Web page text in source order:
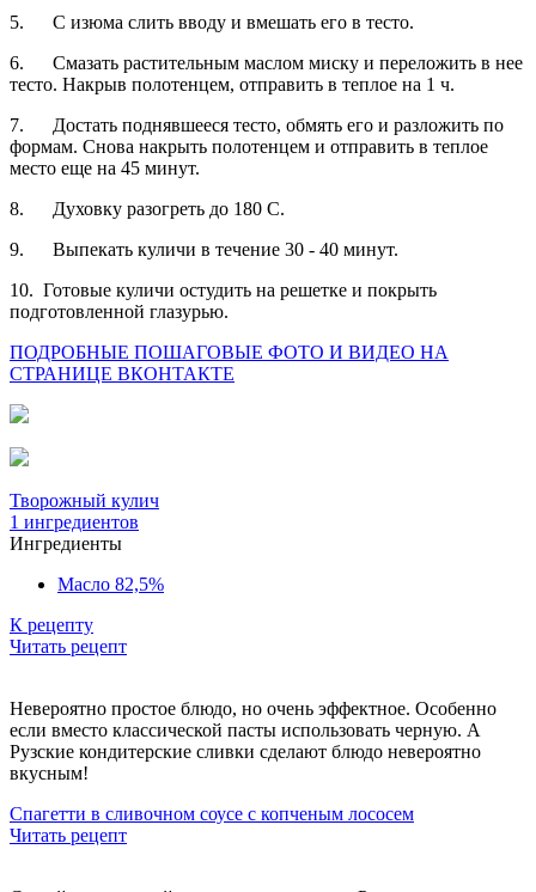
5. С изюма слить вводу и вмешать его в тесто.
6. Смазать растительным маслом миску и переложить в нее
тесто. Накрыв полотенцем, отправить в теплое на 1 ч.
7. Достать поднявшееся тесто, обмять его и разложить по
формам. Снова накрыть полотенцем и отправить в теплое
место еще на 45 минут.
8. Духовку разогреть до 180 С.
9. Выпекать куличи в течение 30 - 40 минут.
10. Готовые куличи остудить на решетке и покрыть
подготовленной глазурью.
ПОДРОБНЫЕ ПОШАГОВЫЕ ФОТО И ВИДЕО НА
СТРАНИЦЕ ВКОНТАКТЕ
Творожный кулич
1 ингредиентов
Ингредиенты
Масло 82,5%
К рецепту
Читать рецепт
Невероятно простое блюдо, но очень эффектное. Особенно
если вместо классической пасты использовать черную. А
Рузские кондитерские сливки сделают блюдо невероятно
вкусным!
Спагетти в сливочном соусе с копченым лососем
Читать рецепт